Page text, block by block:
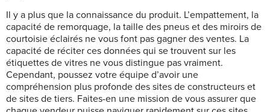
Il y a plus que la connaissance du produit. L’empattement, la
capacité de remorquage, la taille des pneus et des miroirs de
courtoisie éclairés ne vous font pas gagner des ventes. La
capacité de réciter ces données qui se trouvent sur les
étiquettes de vitres ne vous distingue pas vraiment.
Cependant, poussez votre équipe d’avoir une
compréhension plus profonde des sites de constructeurs et
de sites de tiers. Faites-en une mission de vous assurer que